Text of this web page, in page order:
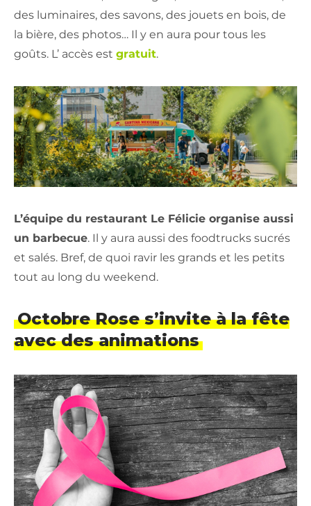
des luminaires, des savons, des jouets en bois, de
la bière, des photos… Il y en aura pour tous les
goûts. L’ accès est gratuit.
L’équipe du restaurant Le Félicie organise aussi
un barbecue. Il y aura aussi des foodtrucks sucrés
et salés. Bref, de quoi ravir les grands et les petits
tout au long du weekend.
Octobre Rose s’invite à la fête
avec des animations